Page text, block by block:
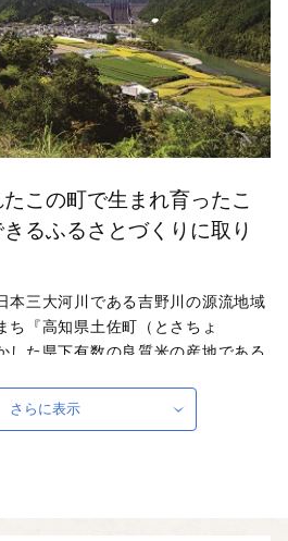
この町で生まれ育ったこ
るふるさとづくりに取り
本三大河川である吉野川の源流地域
ち『高知県土佐町（とさちょ
した県下有数の良質米の産地である
す。また、多くの人々の暮らしや産
めと言われている「早明浦ダム」を
外部サイトへ遷移します。
さらに表示